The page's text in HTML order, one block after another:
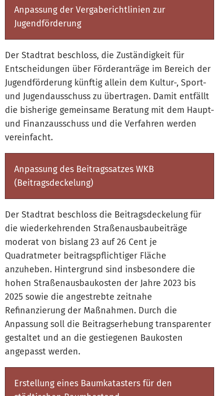
Anpassung der Vergaberichtlinien zur
Jugendförderung
Der Stadtrat beschloss, die Zuständigkeit für
Entscheidungen über Förderanträge im Bereich der
Jugendförderung künftig allein dem Kultur-, Sport-
und Jugendausschuss zu übertragen. Damit entfällt
die bisherige gemeinsame Beratung mit dem Haupt-
und Finanzausschuss und die Verfahren werden
vereinfacht.
Anpassung des Beitragssatzes WKB
(Beitragsdeckelung)
Der Stadtrat beschloss die Beitragsdeckelung für
die wiederkehrenden Straßenausbaubeiträge
moderat von bislang 23 auf 26 Cent je
Quadratmeter beitragspflichtiger Fläche
anzuheben. Hintergrund sind insbesondere die
hohen Straßenausbaukosten der Jahre 2023 bis
2025 sowie die angestrebte zeitnahe
Refinanzierung der Maßnahmen. Durch die
Anpassung soll die Beitragserhebung transparenter
gestaltet und an die gestiegenen Baukosten
angepasst werden.
Erstellung eines Baumkatasters für den